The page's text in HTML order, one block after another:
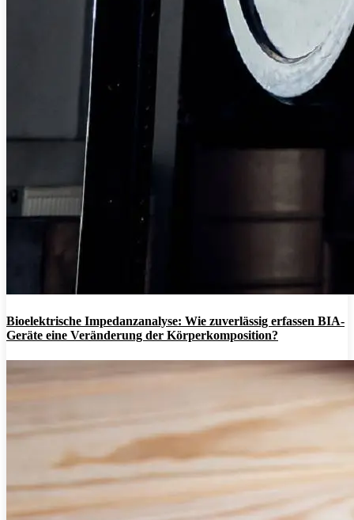
Bioelektrische Impedanzanalyse: Wie zuverlässig erfassen BIA-
Geräte eine Veränderung der Körperkomposition?